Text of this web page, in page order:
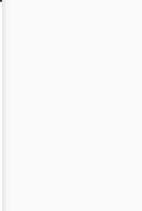
का अनुरोध करें